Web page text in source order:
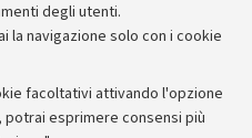
degli utenti.
la navigazione solo con i cookie
facoltativi attivando l'opzione
esprimere consensi più
stampa